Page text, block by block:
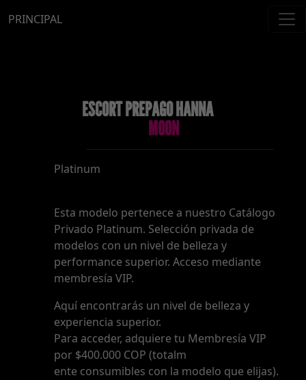
PRINCIPAL
ESCORT PREPAGO HANNA
MOON
Platinum
Esta modelo pertenece a nuestro Catálogo
Privado Platinum. Selección privada de
modelos con un nivel de belleza y
performance superior. Acceso mediante
membresía VIP.
Aquí encontrarás un nivel de belleza y
experiencia superior.
Para acceder, adquiere tu Membresía VIP
por $400.000 COP (totalm
ente consumibles con la modelo que elijas).